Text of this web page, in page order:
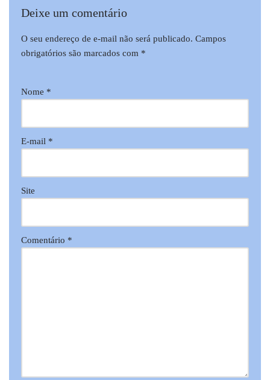
Deixe um comentário
O seu endereço de e-mail não será publicado. Campos
obrigatórios são marcados com *
Nome *
E-mail *
Site
Comentário *